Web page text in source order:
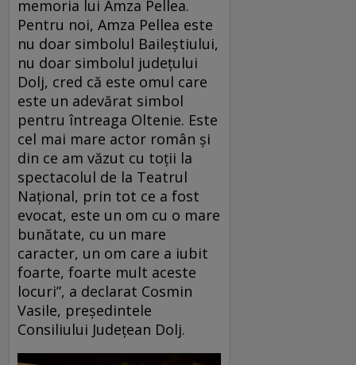
memoria lui Amza Pellea.
Pentru noi, Amza Pellea este
nu doar simbolul Baileștiului,
nu doar simbolul județului
Dolj, cred că este omul care
este un adevărat simbol
pentru întreaga Oltenie. Este
cel mai mare actor român și
din ce am văzut cu toții la
spectacolul de la Teatrul
Național, prin tot ce a fost
evocat, este un om cu o mare
bunătate, cu un mare
caracter, un om care a iubit
foarte, foarte mult aceste
locuri”, a declarat Cosmin
Vasile, președintele
Consiliului Județean Dolj.